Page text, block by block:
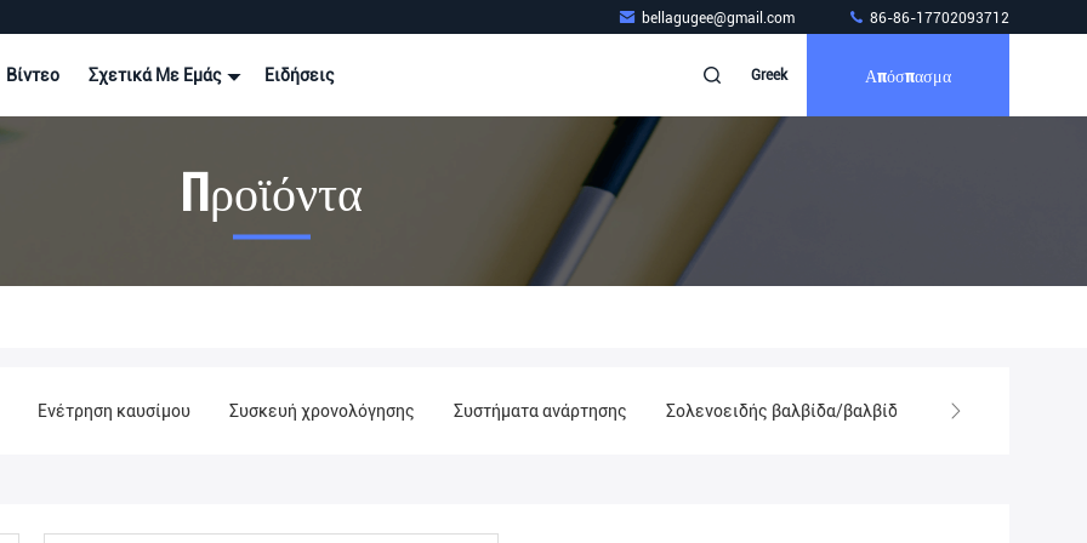
bellagugee@gmail.com 86-86-17702093712
Βίντεο Σχετικά Με Εμάς Ειδήσεις Greek Απόσπασμα
Προϊόντα
Ενέτρηση καυσίμου Συσκευή χρονολόγησης Συστήματα ανάρτησης Σολενοειδής βαλβίδα/βαλβίδα ελέγχου